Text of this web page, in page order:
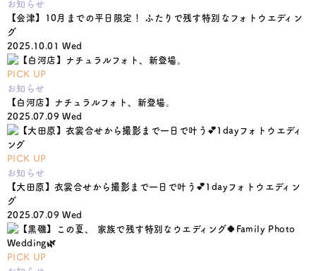
お知らせ
【会津】10月までの平日限定！ ふたりで残す特別なフォトウエディン
グ
2025.10.01 Wed
PICK UP
お知らせ
【白河店】ナチュラルフォト、新登場。
2025.07.09 Wed
PICK UP
お知らせ
【大田原】衣裳合せから撮影まで一日で叶う💕1dayフォトウエディン
グ
2025.07.09 Wed
PICK UP